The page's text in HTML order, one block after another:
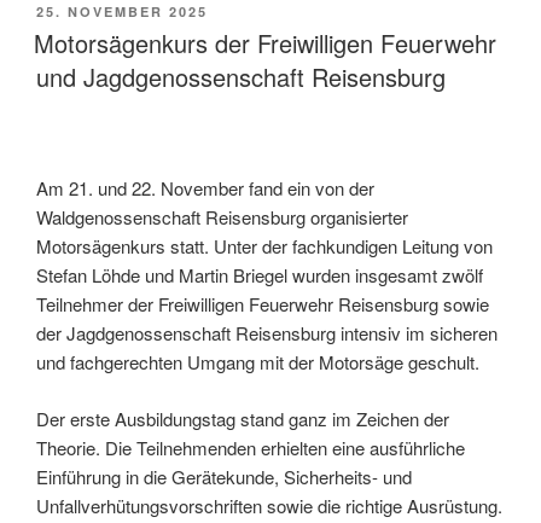
VERÖFFENTLICHT
AM
25. NOVEMBER 2025
Motorsägenkurs der Freiwilligen Feuerwehr
und Jagdgenossenschaft Reisensburg
Am 21. und 22. November fand ein von der
Waldgenossenschaft Reisensburg organisierter
Motorsägenkurs statt. Unter der fachkundigen Leitung von
Stefan Löhde und Martin Briegel wurden insgesamt zwölf
Teilnehmer der Freiwilligen Feuerwehr Reisensburg sowie
der Jagdgenossenschaft Reisensburg intensiv im sicheren
und fachgerechten Umgang mit der Motorsäge geschult.
Der erste Ausbildungstag stand ganz im Zeichen der
Theorie. Die Teilnehmenden erhielten eine ausführliche
Einführung in die Gerätekunde, Sicherheits- und
Unfallverhütungsvorschriften sowie die richtige Ausrüstung.